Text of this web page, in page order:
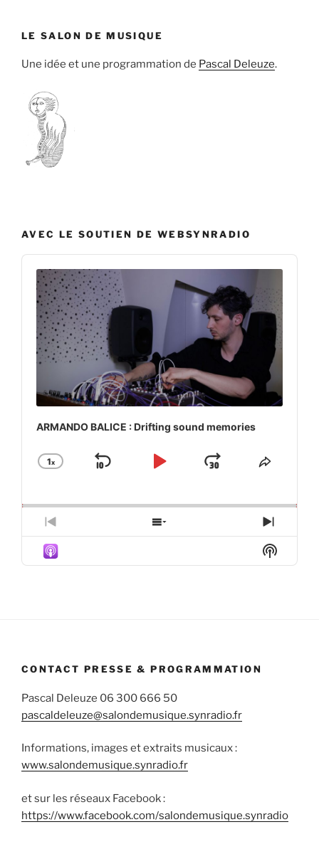
LE SALON DE MUSIQUE
Une idée et une programmation de Pascal Deleuze.
AVEC LE SOUTIEN DE WEBSYNRADIO
Audio
Player
ARMANDO BALICE : Drifting sound memories
Change
1x
Skip
Play
JumpShare
Previous
Episode
Show
Episodes
Next
Show
CONTACT PRESSE & PROGRAMMATION
Pascal Deleuze 06 300 666 50
pascaldeleuze@salondemusique.synradio.fr
Informations, images et extraits musicaux :
www.salondemusique.synradio.fr
et sur les réseaux Facebook :
https://www.facebook.com/salondemusique.synradio